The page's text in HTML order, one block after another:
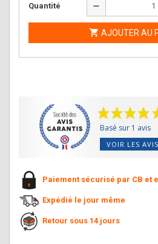
Quantité remove
 AJOUTER AU
Basé sur 1 avis
VOIR LES AVIS
Paiement sécurisé par CB et
Expédié le jour même
Retour sous 14 jours